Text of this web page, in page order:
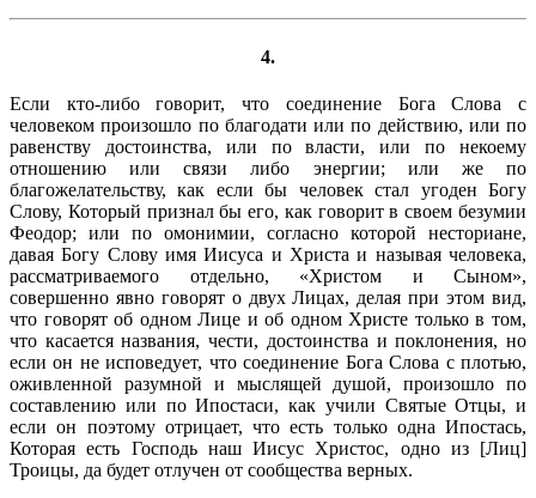
4.
Если кто-либо говорит, что соединение Бога Слова с
человеком произошло по благодати или по действию, или по
равенству достоинства, или по власти, или по некоему
отношению или связи либо энергии; или же по
благожелательству, как если бы человек стал угоден Богу
Слову, Который признал бы его, как говорит в своем безумии
Феодор; или по омонимии, согласно которой несториане,
давая Богу Слову имя Иисуса и Христа и называя человека,
рассматриваемого отдельно, «Христом и Сыном»,
совершенно явно говорят о двух Лицах, делая при этом вид,
что говорят об одном Лице и об одном Христе только в том,
что касается названия, чести, достоинства и поклонения, но
если он не исповедует, что соединение Бога Слова с плотью,
оживленной разумной и мыслящей душой, произошло по
составлению или по Ипостаси, как учили Святые Отцы, и
если он поэтому отрицает, что есть только одна Ипостась,
Которая есть Господь наш Иисус Христос, одно из [Лиц]
Троицы, да будет отлучен от сообщества верных.